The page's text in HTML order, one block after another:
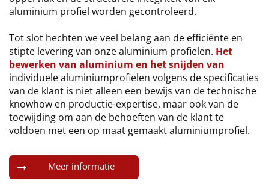
aluminium profiel worden gecontroleerd.
Tot slot hechten we veel belang aan de efficiënte en
stipte levering van onze aluminium profielen. Het
bewerken van aluminium en het snijden van
individuele aluminiumprofielen volgens de specificaties
van de klant is niet alleen een bewijs van de technische
knowhow en productie-expertise, maar ook van de
toewijding om aan de behoeften van de klant te
voldoen met een op maat gemaakt aluminiumprofiel.
Meer informatie